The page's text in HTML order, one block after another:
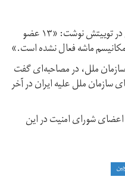
نمایندگی چین در سازمان ملل همچنین در توییتش نوشت: «۱۳ عضو
ماشه فعال نشده است.»
ملل، در مصاحبه‌ای گفت
ملل علیه ایران در آخر
شورای امنیت در این